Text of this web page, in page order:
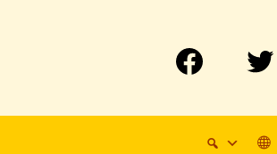
Facebook Twitter